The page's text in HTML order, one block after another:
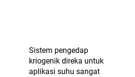
Sistem pengedap
kriogenik direka untuk
aplikasi suhu sangat